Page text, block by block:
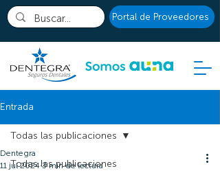
Portal de Proveedores
Entrada
Todas las publicaciones
Todas las publicaciones
Dentegra
11 jul 2024 3 min de lectura